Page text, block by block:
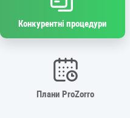
Конкурентні процедури
Плани ProZorro